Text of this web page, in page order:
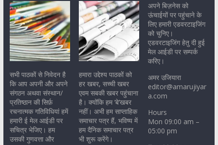
सभी पाठकों से निवेदन है
कि आप अपनी और अपने
संगठन अथवा संस्थान/
प्रतिष्ठान की सिर्फ़
रचनात्मक गतिविधियां हमें
हमारी ई मेल आईडी पर
सचित्र भेजिए। हम
उसकी गुणवत्ता और
हमारा उद्देश्य पाठकों को
हर खबर, सच्ची खबर
एवम सबकी खबर पहुंचाना
है। क्योंकि हम ‘बे’खबर
नहीं। अभी हम साप्ताहिक
समाचार पत्र हैं, भविष्य में
हम दैनिक समाचार पत्र
भी शुरू करेंगे।
अपने बिज़नेस को
ऊंचाईयों पर पहुंचाने के
लिए हमारी एडवरटाइजिंग
को चुनिए।
एडवरटाइजिंग हेतु दी हुई
मेल आईडी पर सम्पर्क
करिए।
अमर उजियारा
editor@amarujiyar
a.com
Hours
Mon 09:00 am –
05:00 pm